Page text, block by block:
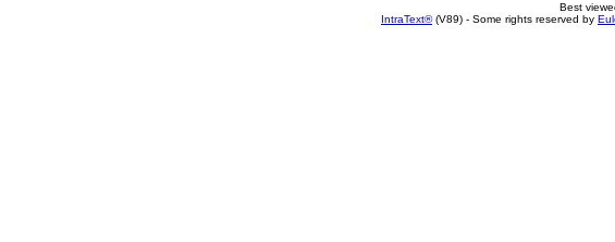
Best
IntraText®(V89) - Some rights reserved by